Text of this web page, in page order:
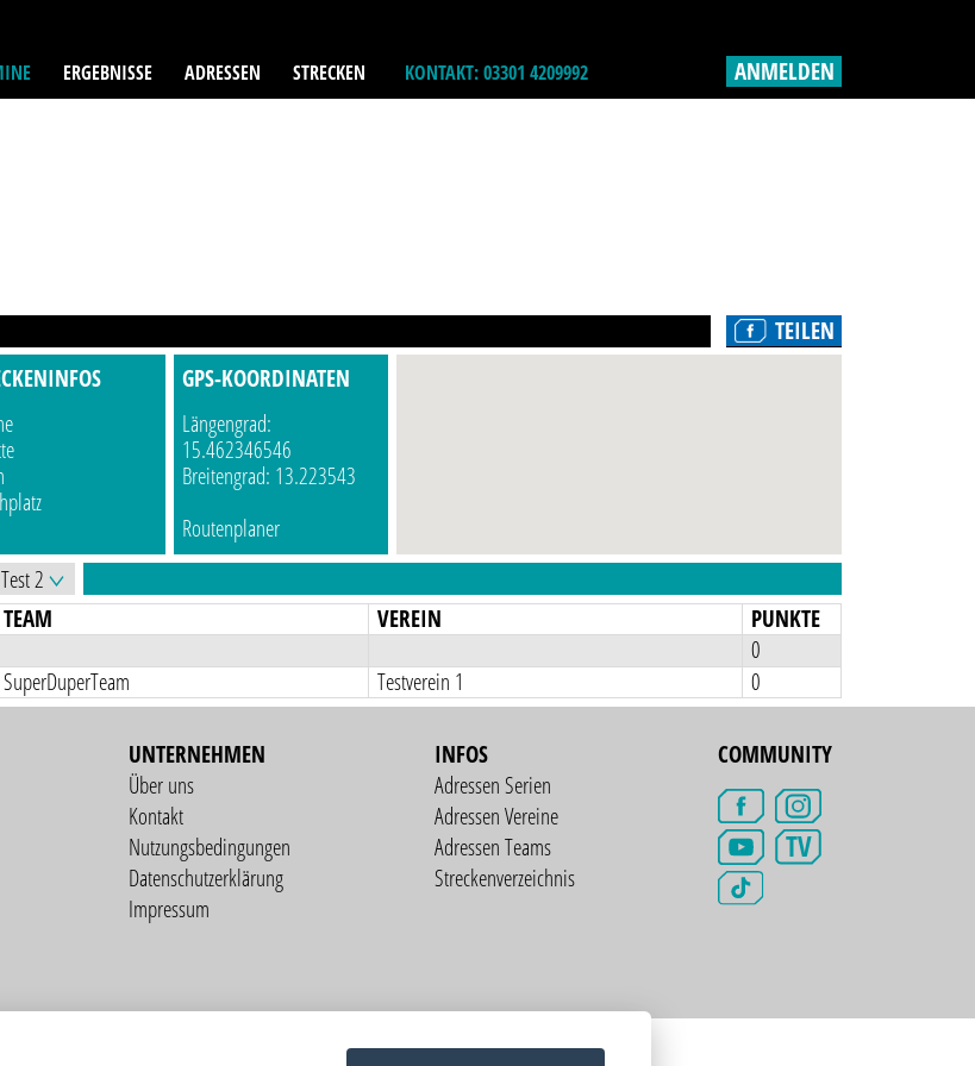
ERGEBNISSE ADRESSEN STRECKEN KONTAKT: 03301 4209992 ANMELDEN
TEILEN
GPS-KOORDINATEN
Längengrad:
15.462346546
Breitengrad: 13.223543
Routenplaner
TEAM VEREIN
PUNKTE
0
SuperDuperTeam Testverein 1 0
UNTERNEHMEN
Über uns
Kontakt
Nutzungsbedingungen
Datenschutzerklärung
Impressum
INFOS
Adressen Serien
Adressen Vereine
Adressen Teams
Streckenverzeichnis
COMMUNITY
TV